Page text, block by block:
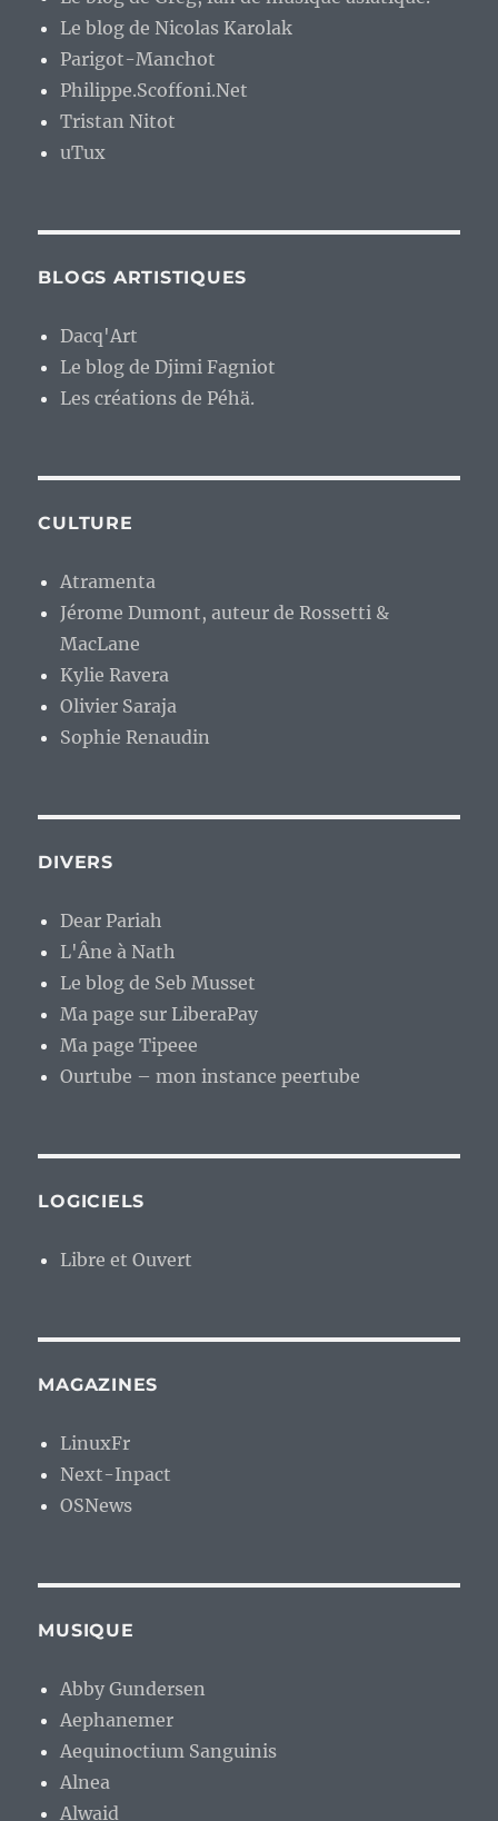
Le blog de Nicolas Karolak
Parigot-Manchot
Philippe.Scoffoni.Net
Tristan Nitot
uTux
BLOGS ARTISTIQUES
Dacq'Art
Le blog de Djimi Fagniot
Les créations de Péhä.
CULTURE
Atramenta
Jérome Dumont, auteur de Rossetti &
MacLane
Kylie Ravera
Olivier Saraja
Sophie Renaudin
DIVERS
Dear Pariah
L'Âne à Nath
Le blog de Seb Musset
Ma page sur LiberaPay
Ma page Tipeee
Ourtube – mon instance peertube
LOGICIELS
Libre et Ouvert
MAGAZINES
LinuxFr
Next-Inpact
OSNews
MUSIQUE
Abby Gundersen
Aephanemer
Aequinoctium Sanguinis
Alnea
Alwaid